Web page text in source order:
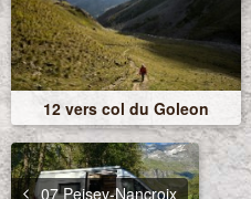
12 vers col du Goleon
07 Peisey-Nancroix